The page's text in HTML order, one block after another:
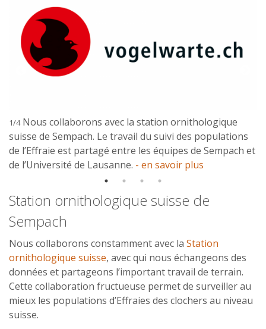
1/4 Nous collaborons avec la station ornithologique
suisse de Sempach. Le travail du suivi des populations
de l’Effraie est partagé entre les équipes de Sempach et
de l’Université de Lausanne. - en savoir plus
Station ornithologique suisse de
Sempach
Nous collaborons constamment avec la Station
ornithologique suisse, avec qui nous échangeons des
données et partageons l’important travail de terrain.
Cette collaboration fructueuse permet de surveiller au
mieux les populations d’Effraies des clochers au niveau
suisse.